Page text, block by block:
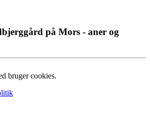
på Mors - aner og
bruger cookies.